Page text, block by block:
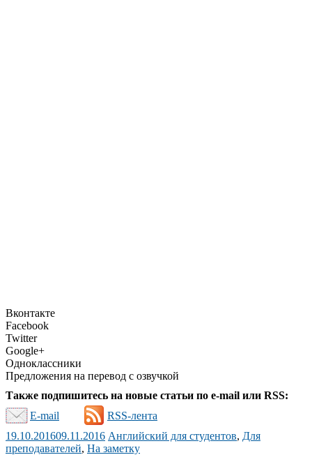
Вконтакте
Facebook
Twitter
Google+
Одноклассники
Предложения на перевод с озвучкой
Также подпишитесь на новые статьи по e-mail или RSS:
E-mail
RSS-лента
19.10.201609.11.2016 Английский для студентов, Для
преподавателей, На заметку